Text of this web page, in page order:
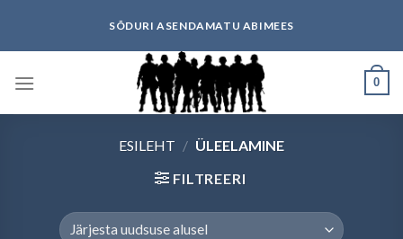
content
SÕDURI ASENDAMATU ABIMEES
0
ESILEHT / ÜLEELAMINE
FILTREERI